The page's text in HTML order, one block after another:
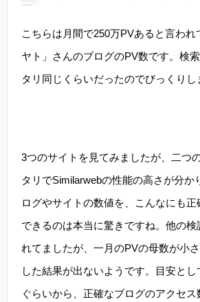
こちらは月間で250万PVあると言われ
ヤト」さんのブログのPV数です。検
タリ同じくらいだったのでびっくりし
3つのサイトを見てみましたが、二つ
タリでSimilarwebの性能の高さが分か
ログやサイトの数値を、こんなにも
できるのは本当に驚きですね。他の
れてましたが、一月のPVの母数が小
した結果が出ないようです。目安とし
ぐらいから、正確なブログのアクセス